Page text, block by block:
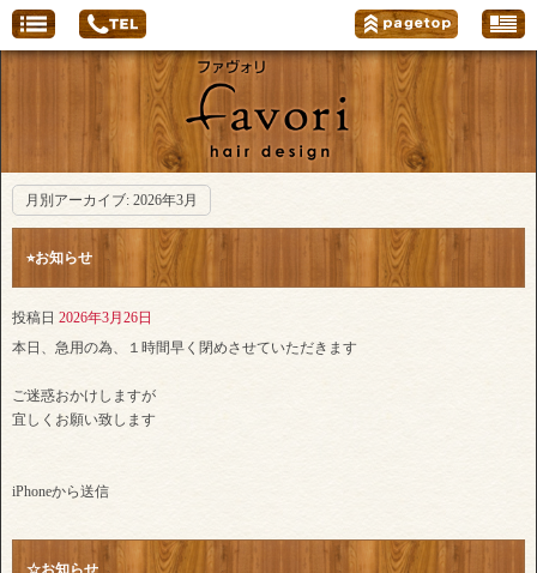
月別アーカイブ: 2026年3月
⭐︎お知らせ
投稿日 2026年3月26日
本日、急用の為、１時間早く閉めさせていただきます
ご迷惑おかけしますが
宜しくお願い致します
iPhoneから送信
☆お知らせ